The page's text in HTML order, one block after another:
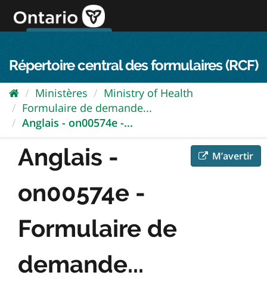
directement
au
Répertoire central des formulaires (RCF)
Ministères
Ministry of Health
Formulaire de demande...
Anglais - on00574e -...
M’avertir
Anglais -
on00574e -
Formulaire de
demande...